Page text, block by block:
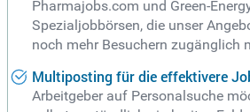
Pharmajobs.com und Green-
Spezialjobbörsen, die unser
noch mehr Besuchern zugänglich
Multiposting für die effektivere
Arbeitgeber auf Personalsuche